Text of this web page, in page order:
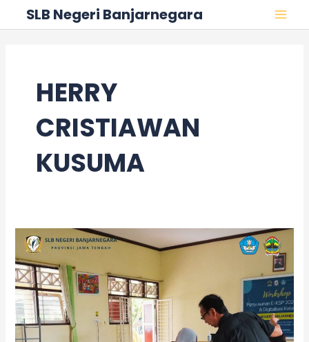
SLB Negeri Banjarnegara
HERRY
CRISTIAWAN
KUSUMA
Pembinaan
Intensif
FLS3N
Tingkat
Nasional
untuk
Siswa